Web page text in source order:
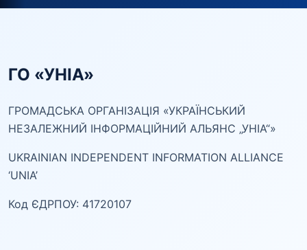
ГО «УНІА»
ГРОМАДСЬКА ОРГАНІЗАЦІЯ «УКРАЇНСЬКИЙ
НЕЗАЛЕЖНИЙ ІНФОРМАЦІЙНИЙ АЛЬЯНС „УНІА“»
UKRAINIAN INDEPENDENT INFORMATION ALLIANCE
‘UNIA’
Код ЄДРПОУ: 41720107